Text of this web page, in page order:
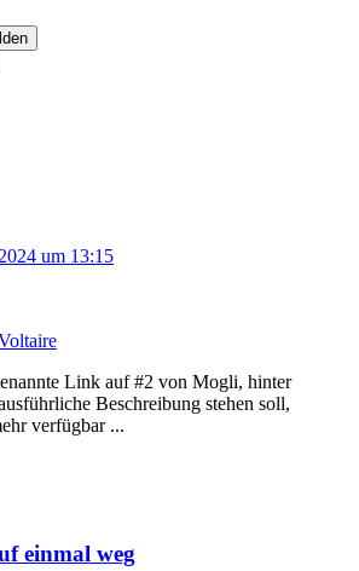
um 13:15
Link auf #2 von Mogli, hinter
Beschreibung stehen soll,
verfügbar ...
einmal weg